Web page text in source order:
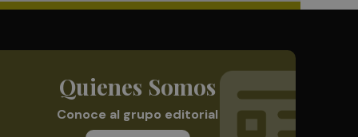
Quienes Somos
Conoce al grupo editorial